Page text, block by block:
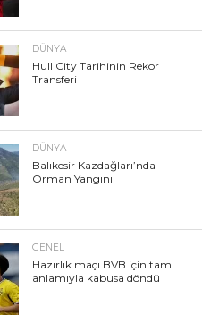
DÜNYA
Hull City Tarihinin Rekor
Transferi
DÜNYA
Balıkesir Kazdağları’nda
Orman Yangını
GENEL
Hazırlık maçı BVB için tam
anlamıyla kabusa döndü